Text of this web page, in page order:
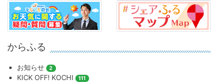
からふる
お知らせ 2
KICK OFF! KOCHI 111